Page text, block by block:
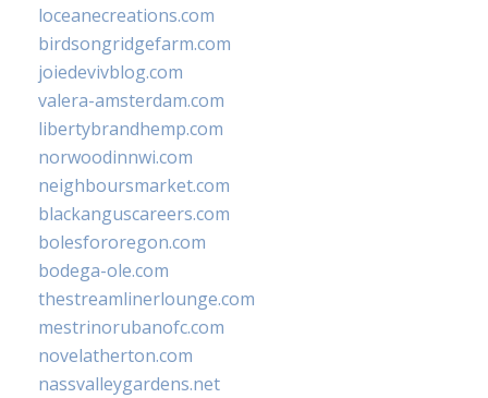
loceanecreations.com
birdsongridgefarm.com
joiedevivblog.com
valera-amsterdam.com
libertybrandhemp.com
norwoodinnwi.com
neighboursmarket.com
blackanguscareers.com
bolesfororegon.com
bodega-ole.com
thestreamlinerlounge.com
mestrinorubanofc.com
novelatherton.com
nassvalleygardens.net